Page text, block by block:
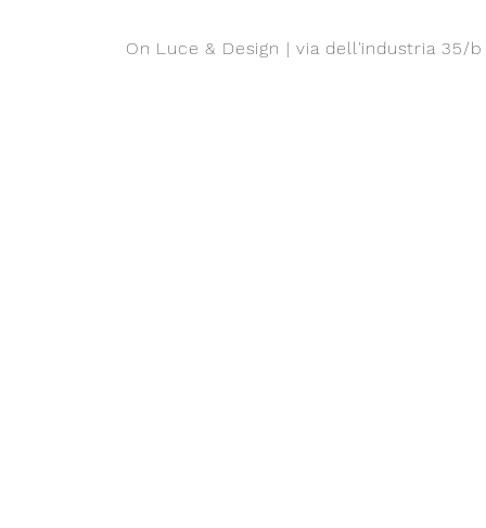
On Luce & Design | via dell'industria 35/b